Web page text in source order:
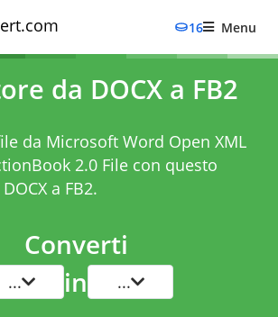
16 Menu
da DOCX a FB2
da Microsoft Word Open XML
2.0 File con questo
a FB2.
Converti
... in ...